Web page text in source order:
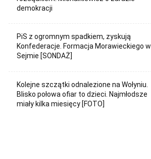
demokracji
PiS z ogromnym spadkiem, zyskują
Konfederacje. Formacja Morawieckiego w
Sejmie [SONDAŻ]
Kolejne szczątki odnalezione na Wołyniu.
Blisko połowa ofiar to dzieci. Najmłodsze
miały kilka miesięcy [FOTO]